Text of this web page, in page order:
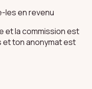
les en revenu
et la commission est
et ton anonymat est